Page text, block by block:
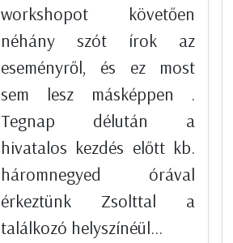
workshopot követően
néhány szót írok az
eseményről, és ez most
sem lesz másképpen .
Tegnap délután a
hivatalos kezdés előtt kb.
háromnegyed órával
érkeztünk Zsolttal a
találkozó helyszínéül...